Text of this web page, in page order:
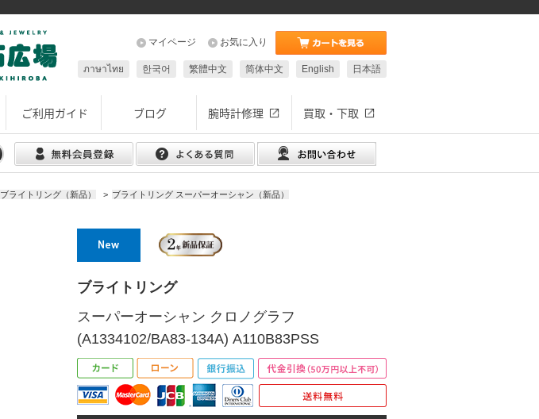
お気に入り
マイページ
日本語
English
简体中文
繁體中文
한국어
ภาษาไทย
ご利用ガイド ブログ 腕時計修理 買取・下取
ブライトリング（新品） > ブライトリング スーパーオーシャン（新品）
ブライトリング
スーパーオーシャン クロノグラフ
(A1334102/BA83-134A) A110B83PSS